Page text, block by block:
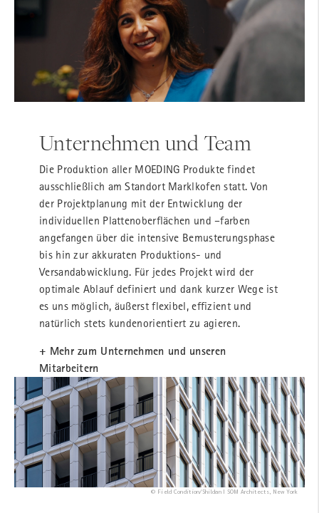
Unternehmen und Team
Die Produktion aller MOEDING Produkte findet
ausschließlich am Standort Marklkofen statt. Von
der Projektplanung mit der Entwicklung der
individuellen Plattenoberflächen und –farben
angefangen über die intensive Bemusterungsphase
bis hin zur akkuraten Produktions- und
Versandabwicklung. Für jedes Projekt wird der
optimale Ablauf definiert und dank kurzer Wege ist
es uns möglich, äußerst flexibel, effizient und
natürlich stets kundenorientiert zu agieren.
+ Mehr zum Unternehmen und unseren
Mitarbeitern
© Field Condition/Shildan I SOM Architects, New York